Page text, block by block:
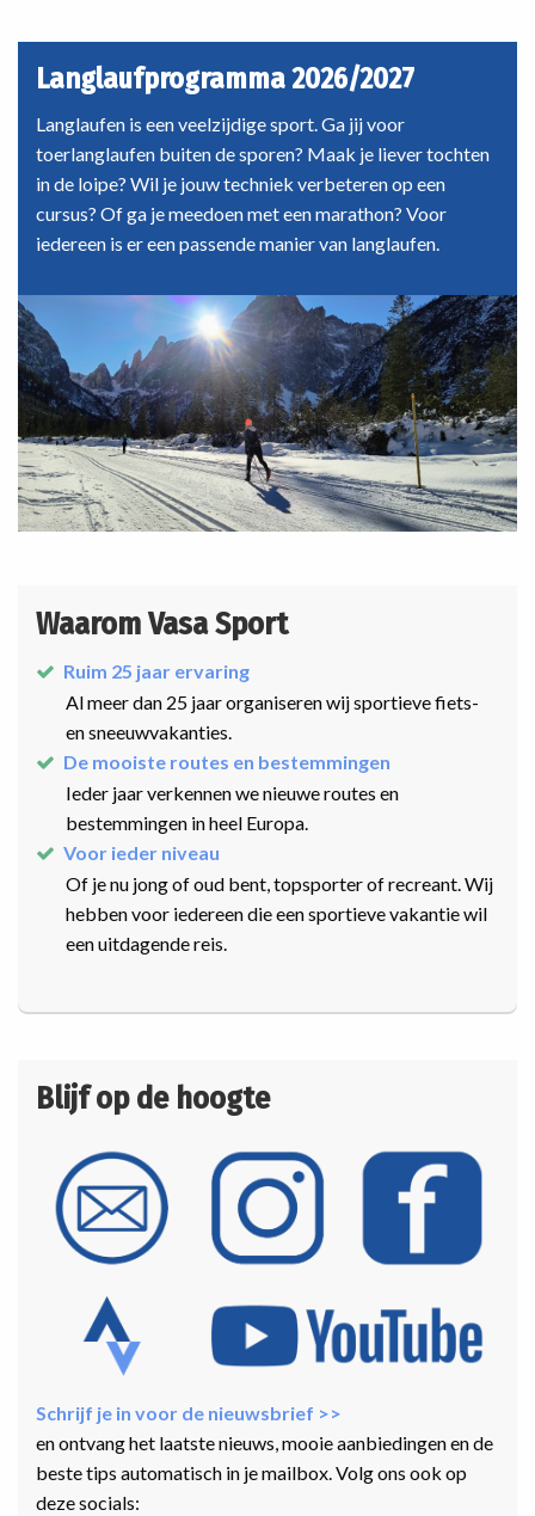
Langlaufprogramma 2026/2027
Langlaufen is een veelzijdige sport. Ga jij voor
toerlanglaufen buiten de sporen? Maak je liever tochten
in de loipe? Wil je jouw techniek verbeteren op een
cursus? Of ga je meedoen met een marathon? Voor
iedereen is er een passende manier van langlaufen.
Waarom Vasa Sport
Ruim 25 jaar ervaring
Al meer dan 25 jaar organiseren wij sportieve fiets-
en sneeuwvakanties.
De mooiste routes en bestemmingen
Ieder jaar verkennen we nieuwe routes en
bestemmingen in heel Europa.
Voor ieder niveau
Of je nu jong of oud bent, topsporter of recreant. Wij
hebben voor iedereen die een sportieve vakantie wil
een uitdagende reis.
Blijf op de hoogte
Schrijf je in voor de nieuwsbrief >>
en ontvang het laatste nieuws, mooie aanbiedingen en de
beste tips automatisch in je mailbox. Volg ons ook op
deze socials: